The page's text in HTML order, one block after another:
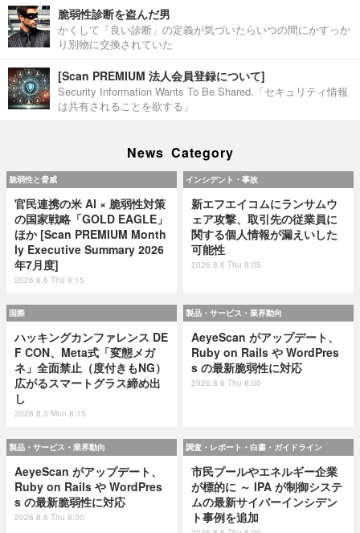
脆弱性診断を盗んだ男
かくして「良い診断」の定義が気づいたらいつの間にかすっか
り別物に交換されていた
[Scan PREMIUM 法人会員登録について]
Security Information Wants To Be Shared.「セキュリティ情報
は共有されることを欲する」
News Category
脆弱性と脅威
官民連携の米 AI × 脆弱性対策
の国家戦略「GOLD EAGLE」
ほか [Scan PREMIUM Month
ly Executive Summary 2026
年7月度]
2026.8.6 Thu 8:15
インシデント・事故
新エフエイコムにランサムウ
ェア攻撃、取引先の従業員に
関する個人情報が漏えいした
可能性
2026.8.6 Thu 8:05
国際
ハッキングカンファレンス DE
F CON、Meta式「変態メガ
ネ」全面禁止（度付きもNG）
広がるスマートグラス締め出
し
2026.8.3 Mon 8:15
製品・サービス・業界動向
AeyeScan がアップデート、
Ruby on Rails や WordPres
s の最新脆弱性に対応
2026.8.6 Thu 8:00
製品・サービス・業界動向
AeyeScan がアップデート、
Ruby on Rails や WordPres
s の最新脆弱性に対応
2026.8.6 Thu 8:00
調査・レポート・白書・ガイドライン
市民プールやエネルギー企業
が標的に ～ IPA が制御システ
ムの最新サイバーインシデン
ト事例を追加